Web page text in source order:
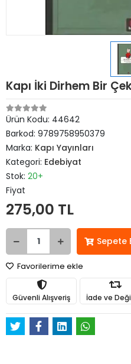
Kapı İki Dirhem Bir
Ürün Kodu: 44642
Barkod: 9789758950379
Marka: Kapı Yayınları
Kategori: Edebiyat
Stok: 20+
Fiyat
275,00 TL
Sepete
Favorilerime ekle
Güvenli Alışveriş İade ve